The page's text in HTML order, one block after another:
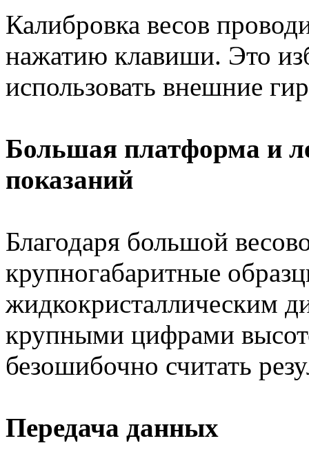
Калибровка весов
нажатию клавиши. Это
использовать внешние
Большая платформа и
показаний
Благодаря большой
крупногабаритные
жидкокристаллическим
крупными цифрами
безошибочно считать
Передача данных